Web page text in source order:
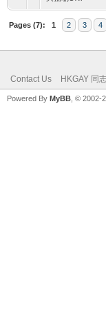
Pages (7): 1 2 3 4
Contact Us HKGAY 同
Powered By MyBB , © 2002-